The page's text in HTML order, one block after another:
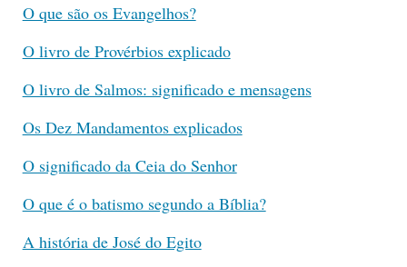
O que são os Evangelhos?
O livro de Provérbios explicado
O livro de Salmos: significado e mensagens
Os Dez Mandamentos explicados
O significado da Ceia do Senhor
O que é o batismo segundo a Bíblia?
A história de José do Egito